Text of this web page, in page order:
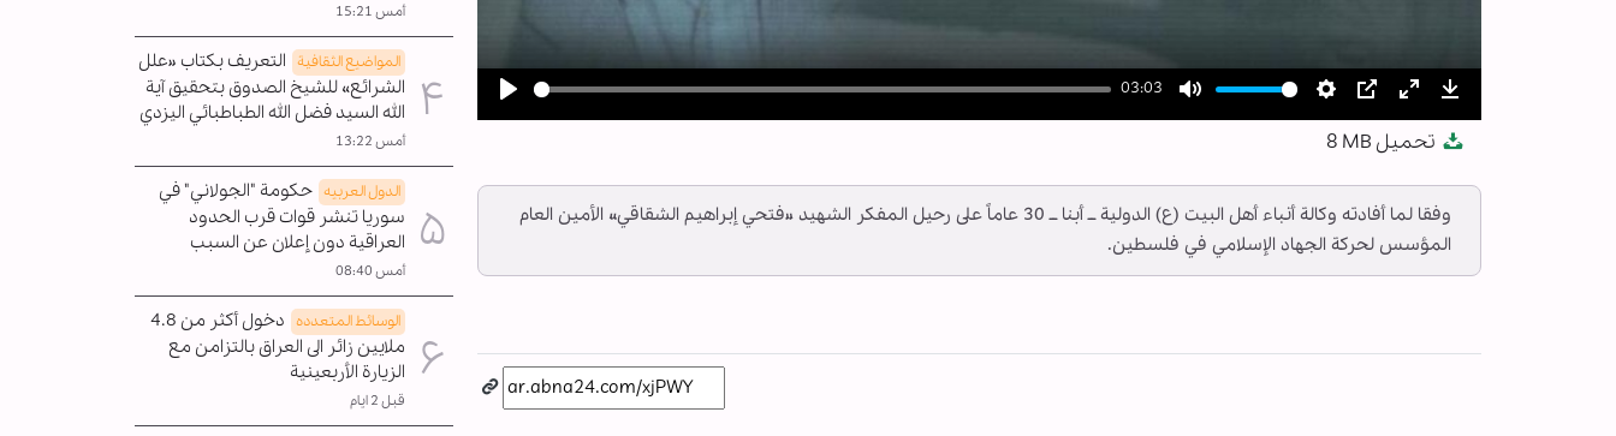
Play
03:03
Mute Settings
PIP Enter
fullscreen
Download
تحميل 8 MB
وفقا لما أفادته وكالة أنباء أهل البيت (ع) الدولية ــ أبنا ــ 30 عاماً على رحيل المفكر الشهيد «فتحي إبراهيم الشقاقي» الأمين العام
المؤسس لحركة الجهاد الإسلامي في فلسطين.
أمس 15:21
المواضیع الثقافية التعريف بكتاب «علل
الشرائع» للشيخ الصدوق بتحقيق آية
الله السيد فضل الله الطباطبائي اليزدي
أمس 13:22
الدول العربیه حكومة "الجولاني" في
سوريا تنشر قوات قرب الحدود
العراقية دون إعلان عن السبب
أمس 08:40
الوسائط المتعدده
دخول أكثر من 4.8
ملايين زائر الى العراق بالتزامن مع
الزيارة الأربعينية
قبل 2 ايام